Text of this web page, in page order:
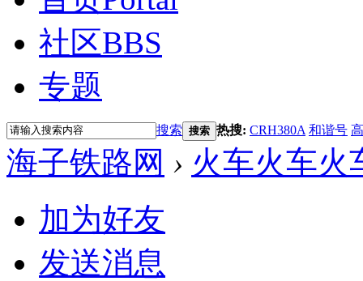
社区BBS
专题
搜索 搜索 热搜: CRH380A 和谐号
海子铁路网 › 火车火车火
加为好友
发送消息